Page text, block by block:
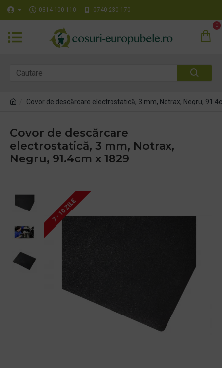
0314 100 110 0740 230 170
0
Covor de descărcare electrostatică, 3 mm, Notrax, Negru,
Covor de descărcare
electrostatică, 3 mm, Notrax,
Negru, 91.4cm x 1829
7 - 10 ZILE